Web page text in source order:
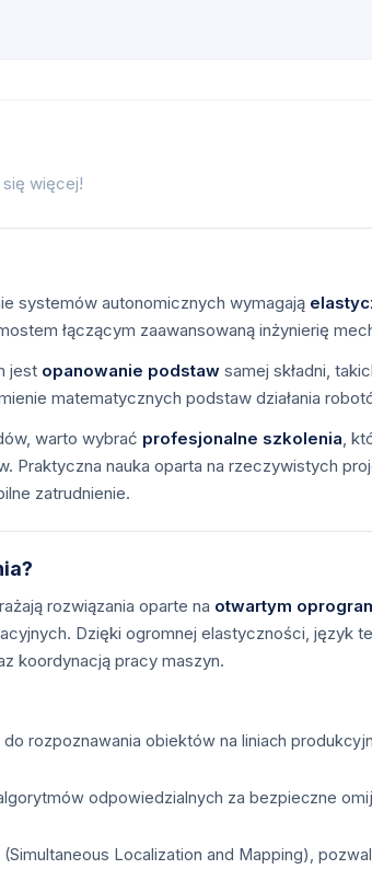
więcej!
systemów autonomicznych wymagają
łączącym zaawansowaną inżynierię
jest opanowanie podstaw samej składni,
matematycznych podstaw działania
warto wybrać profesjonalne szkolenia,
Praktyczna nauka oparta na rzeczywistych
zatrudnienie.
rozwiązania oparte na otwartym
Dzięki ogromnej elastyczności, język
koordynacją pracy maszyn.
rozpoznawania obiektów na liniach
odpowiedzialnych za bezpieczne
Localization and Mapping),